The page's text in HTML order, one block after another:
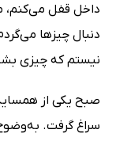
داخل قفل می‌کنم،
دنبال چیزها
نیستم که چیزی
صبح یکی از
سراغ گرفت.